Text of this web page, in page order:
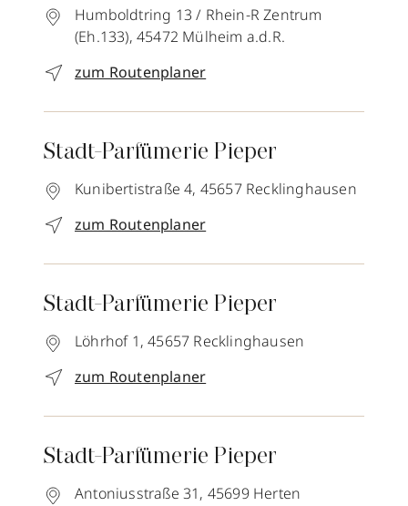
Humboldtring 13 / Rhein-R Zentrum
(Eh.133), 45472 Mülheim a.d.R.
zum Routenplaner
Stadt-Parfümerie Pieper
Kunibertistraße 4, 45657 Recklinghausen
zum Routenplaner
Stadt-Parfümerie Pieper
Löhrhof 1, 45657 Recklinghausen
zum Routenplaner
Stadt-Parfümerie Pieper
Antoniusstraße 31, 45699 Herten